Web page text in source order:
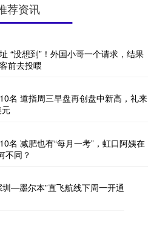
荐资讯
“没想到”！外国小哥一个请求，结果
前去投喂
名 道指周三早盘再创盘中新高，礼来
名 减肥也有“每月一考”，虹口阿姨在
不同？
圳—墨尔本”直飞航线下周一开通